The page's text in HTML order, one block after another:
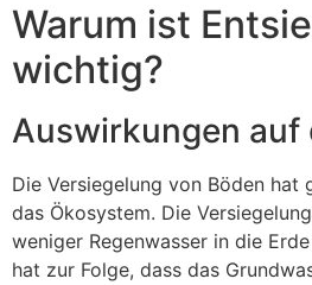
Warum ist
wichtig?
Auswirkungen auf
Die Versiegelung von Böden hat
das Ökosystem. Die
weniger Regenwasser in die
hat zur Folge, dass das